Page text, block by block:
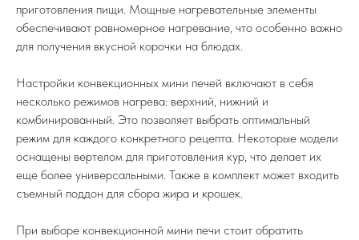
приготовления пищи. Мощные нагревательные элементы
обеспечивают равномерное нагревание, что особенно важно
для получения вкусной корочки на блюдах.
Настройки конвекционных мини печей включают в себя
несколько режимов нагрева: верхний, нижний и
комбинированный. Это позволяет выбрать оптимальный
режим для каждого конкретного рецепта. Некоторые модели
оснащены вертелом для приготовления кур, что делает их
еще более универсальными. Также в комплект может входить
съемный поддон для сбора жира и крошек.
При выборе конвекционной мини печи стоит обратить